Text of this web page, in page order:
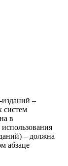
–
систем
в
– должна
абзаце